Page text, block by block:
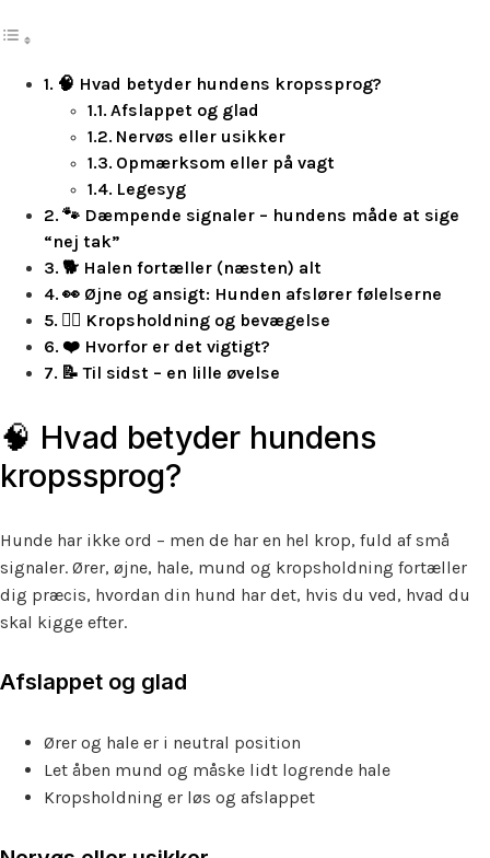
🧠 Hvad betyder hundens kropssprog?
Afslappet og glad
Nervøs eller usikker
Opmærksom eller på vagt
Legesyg
🐾 Dæmpende signaler – hundens måde at sige
“nej tak”
🐕 Halen fortæller (næsten) alt
👀 Øjne og ansigt: Hunden afslører følelserne
🧘‍♂️ Kropsholdning og bevægelse
❤️ Hvorfor er det vigtigt?
📝 Til sidst – en lille øvelse
🧠 Hvad betyder hundens
kropssprog?
Hunde har ikke ord – men de har en hel krop, fuld af små
signaler. Ører, øjne, hale, mund og kropsholdning fortæller
dig præcis, hvordan din hund har det, hvis du ved, hvad du
skal kigge efter.
Afslappet og glad
Ører og hale er i neutral position
Let åben mund og måske lidt logrende hale
Kropsholdning er løs og afslappet